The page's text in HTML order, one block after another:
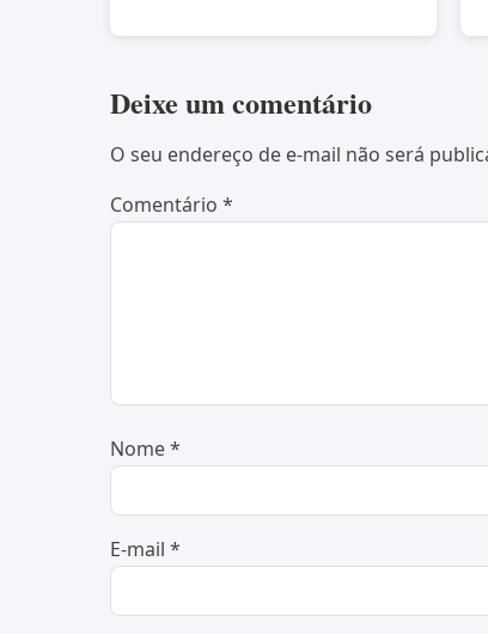
Deixe um comentário
O seu endereço de e-mail não será
Comentário *
Nome*
E-mail *